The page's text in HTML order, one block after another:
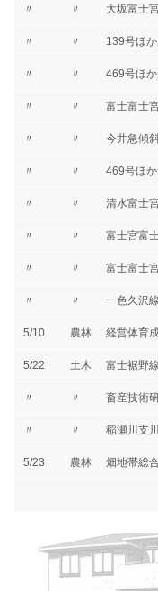
〃 〃 大坂富士
〃 〃 139号ほ
〃 〃 469号ほ
〃 〃 富士富士
〃 〃 今井急傾
〃 〃 469号ほ
〃 〃 清水富士
〃 〃 富士宮富
〃 〃 富士富士
〃 〃 一色久沢
5/10 農林 経営体育
5/22 土木 富士裾野
〃 〃 畜産技術
〃 〃 稲瀬川支
5/23 農林 畑地帯総